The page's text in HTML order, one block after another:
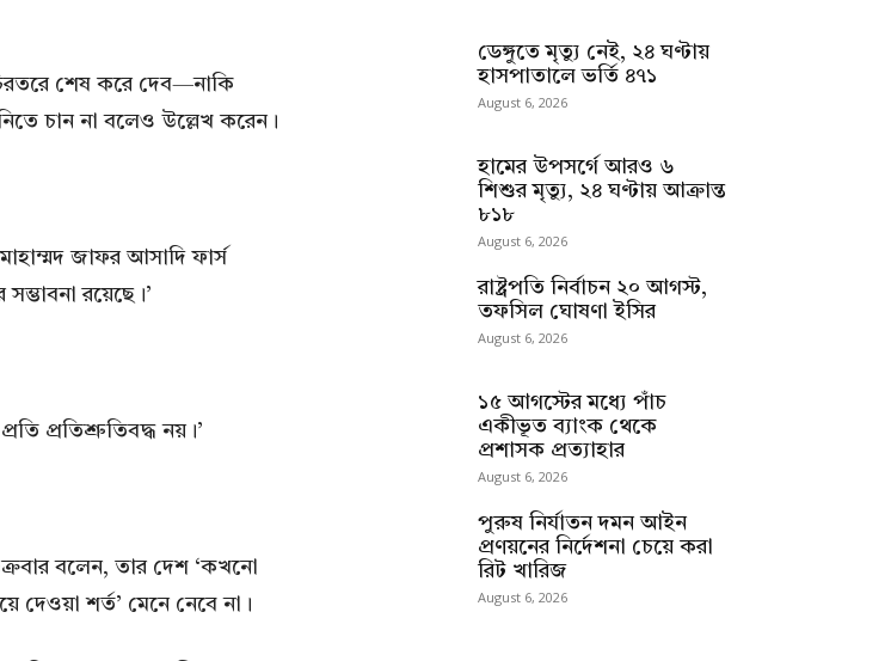
শেষ করে দেব—নাকি
চান না বলেও উল্লেখ করেন।
জাফর আসাদি ফার্স
রয়েছে।’
প্রতিশ্রুতিবদ্ধ নয়।’
বলেন, তার দেশ ‘কখনো
দেওয়া শর্ত’ মেনে নেবে না।
ডেঙ্গুতে মৃত্যু নেই, ২৪ ঘণ্টায়
হাসপাতালে ভর্তি ৪৭১
August 6, 2026
হামের উপসর্গে আরও ৬
শিশুর মৃত্যু, ২৪ ঘণ্টায় আক্রান্ত
৮১৮
August 6, 2026
রাষ্ট্রপতি নির্বাচন ২০ আগস্ট,
তফসিল ঘোষণা ইসির
August 6, 2026
১৫ আগস্টের মধ্যে পাঁচ
একীভূত ব্যাংক থেকে
প্রশাসক প্রত্যাহার
August 6, 2026
পুরুষ নির্যাতন দমন আইন
প্রণয়নের নির্দেশনা চেয়ে করা
রিট খারিজ
August 6, 2026